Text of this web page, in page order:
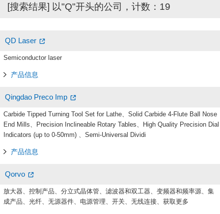
[搜索结果] 以"Q"开头的公司，计数：19
QD Laser
Semiconductor laser
产品信息
Qingdao Preco Imp
Carbide Tipped Turning Tool Set for Lathe、Solid Carbide 4-Flute Ball Nose
End Mills、Precision Inclineable Rotary Tables、High Quality Precision Dial
Indicators (up to 0-50mm) 、Semi-Universal Dividi
产品信息
Qorvo
放大器、控制产品、分立式晶体管、滤波器和双工器、变频器和频率源、集
成产品、光纤、无源器件、电源管理、开关、无线连接、获取更多